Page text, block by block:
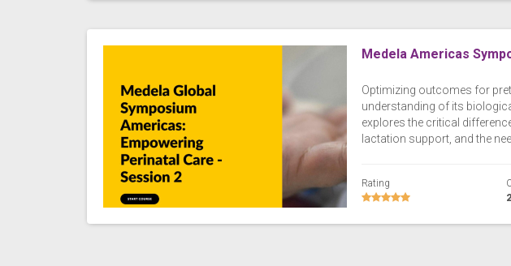
Medela Americas
Optimizing outcomes for
understanding of its
explores the critical
lactation support, and the
Rating